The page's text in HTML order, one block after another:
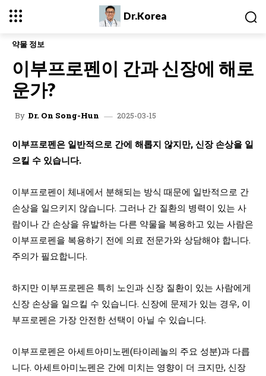
Dr.Korea
약물 정보
이부프로펜이 간과 신장에 해로
운가?
By Dr. On Song-Hun 2025-03-15
이부프로펜은 일반적으로 간에 해롭지 않지만, 신장 손상을 일
으킬 수 있습니다.
이부프로펜이 체내에서 분해되는 방식 때문에 일반적으로 간
손상을 일으키지 않습니다. 그러나 간 질환의 병력이 있는 사
람이나 간 손상을 유발하는 다른 약물을 복용하고 있는 사람은
이부프로펜을 복용하기 전에 의료 전문가와 상담해야 합니다.
주의가 필요합니다.
하지만 이부프로펜은 특히 노인과 신장 질환이 있는 사람에게
신장 손상을 일으킬 수 있습니다. 신장에 문제가 있는 경우, 이
부프로펜은 가장 안전한 선택이 아닐 수 있습니다.
이부프로펜은 아세트아미노펜(타이레놀의 주요 성분)과 다릅
니다. 아세트아미노펜은 간에 미치는 영향이 더 크지만, 신장